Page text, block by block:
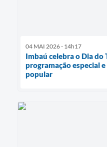
04 MAI 2026 - 14h17
Imbaú celebra o Dia do
programação especial
popular